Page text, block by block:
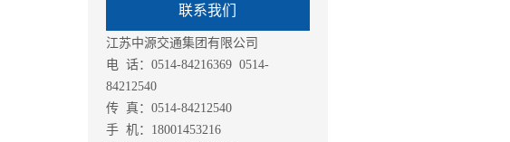
联系我们
江苏中源交通集团有限公司
电 话：0514-84216369 0514-
84212540
传 真：0514-84212540
手 机：18001453216